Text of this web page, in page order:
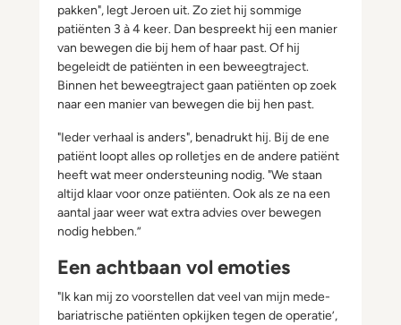
pakken", legt Jeroen uit. Zo ziet hij sommige
patiënten 3 à 4 keer. Dan bespreekt hij een manier
van bewegen die bij hem of haar past. Of hij
begeleidt de patiënten in een beweegtraject.
Binnen het beweegtraject gaan patiënten op zoek
naar een manier van bewegen die bij hen past.
"Ieder verhaal is anders", benadrukt hij. Bij de ene
patiënt loopt alles op rolletjes en de andere patiënt
heeft wat meer ondersteuning nodig. "We staan
altijd klaar voor onze patiënten. Ook als ze na een
aantal jaar weer wat extra advies over bewegen
nodig hebben.”
Een achtbaan vol emoties
"Ik kan mij zo voorstellen dat veel van mijn mede-
bariatrische patiënten opkijken tegen de operatie’,